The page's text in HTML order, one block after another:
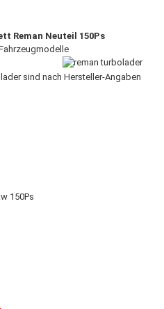
Reman Neuteil 150Ps
sind nach Hersteller-Angaben
150Ps